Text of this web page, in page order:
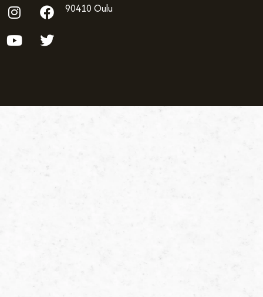
90410 Oulu